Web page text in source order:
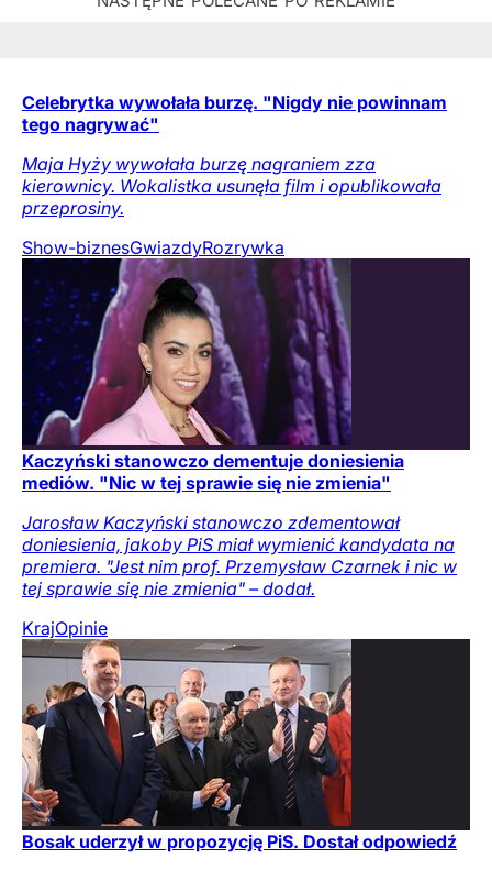
Celebrytka wywołała burzę. "Nigdy nie powinnam
tego nagrywać"
Maja Hyży wywołała burzę nagraniem zza
kierownicy. Wokalistka usunęła film i opublikowała
przeprosiny.
Show-biznesGwiazdyRozrywka
Kaczyński stanowczo dementuje doniesienia
mediów. "Nic w tej sprawie się nie zmienia"
Jarosław Kaczyński stanowczo zdementował
doniesienia, jakoby PiS miał wymienić kandydata na
premiera. "Jest nim prof. Przemysław Czarnek i nic w
tej sprawie się nie zmienia" – dodał.
KrajOpinie
Bosak uderzył w propozycję PiS. Dostał odpowiedź